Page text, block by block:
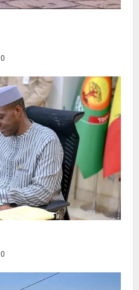
0
0